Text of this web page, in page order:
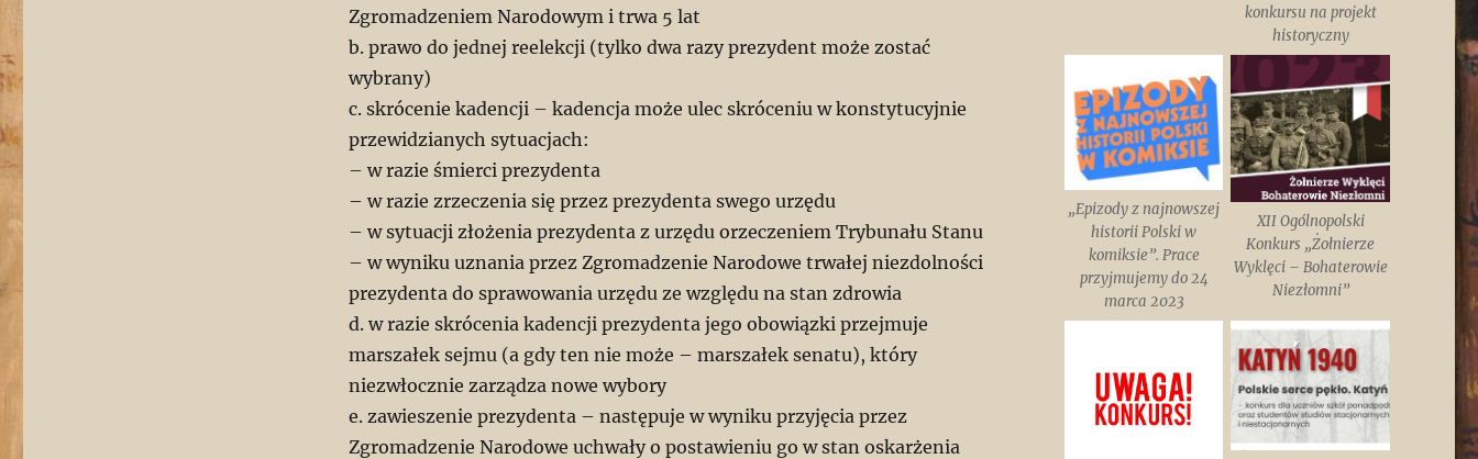
Zgromadzeniem Narodowym i trwa 5 lat
b. prawo do jednej reelekcji (tylko dwa razy prezydent może zostać
wybrany)
c. skrócenie kadencji – kadencja może ulec skróceniu w konstytucyjnie
przewidzianych sytuacjach:
– w razie śmierci prezydenta
– w razie zrzeczenia się przez prezydenta swego urzędu
– w sytuacji złożenia prezydenta z urzędu orzeczeniem Trybunału Stanu
– w wyniku uznania przez Zgromadzenie Narodowe trwałej niezdolności
prezydenta do sprawowania urzędu ze względu na stan zdrowia
d. w razie skrócenia kadencji prezydenta jego obowiązki przejmuje
marszałek sejmu (a gdy ten nie może – marszałek senatu), który
niezwłocznie zarządza nowe wybory
e. zawieszenie prezydenta – następuje w wyniku przyjęcia przez
Zgromadzenie Narodowe uchwały o postawieniu go w stan oskarżenia
konkursu na projekt
historyczny
„Epizody z najnowszej
historii Polski w
komiksie”. Prace
przyjmujemy do 24
marca 2023
XII Ogólnopolski
Konkurs „Żołnierze
Wyklęci – Bohaterowie
Niezłomni”